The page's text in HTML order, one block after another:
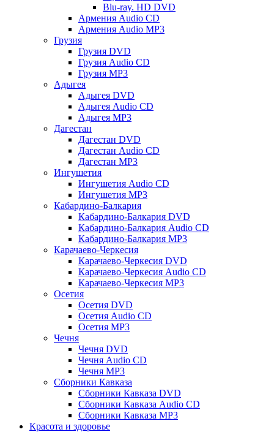
Blu-ray. HD DVD
Армения Audio CD
Армения Audio MP3
Грузия
Грузия DVD
Грузия Audio CD
Грузия MP3
Адыгея
Адыгея DVD
Адыгея Audio CD
Адыгея MP3
Дагестан
Дагестан DVD
Дагестан Audio CD
Дагестан MP3
Ингушетия
Ингушетия Audio CD
Ингушетия MP3
Кабардино-Балкария
Кабардино-Балкария DVD
Кабардино-Балкария Audio CD
Кабардино-Балкария MP3
Карачаево-Черкесия
Карачаево-Черкесия DVD
Карачаево-Черкесия Audio CD
Карачаево-Черкесия MP3
Осетия
Осетия DVD
Осетия Audio CD
Осетия MP3
Чечня
Чечня DVD
Чечня Audio CD
Чечня MP3
Сборники Кавказа
Сборники Кавказа DVD
Сборники Кавказа Audio CD
Сборники Кавказа MP3
Красота и здоровье